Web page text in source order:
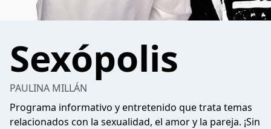
Sexópolis
PAULINA MILLÁN
Programa informativo y entretenido que trata temas
relacionados con la sexualidad, el amor y la pareja. ¡Sin